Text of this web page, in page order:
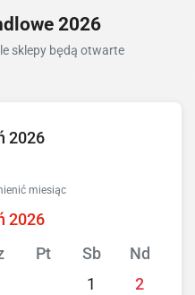
2026
sklepy będą otwarte
2026
miesiąc
2026
Pt Sb
Nd
1
2